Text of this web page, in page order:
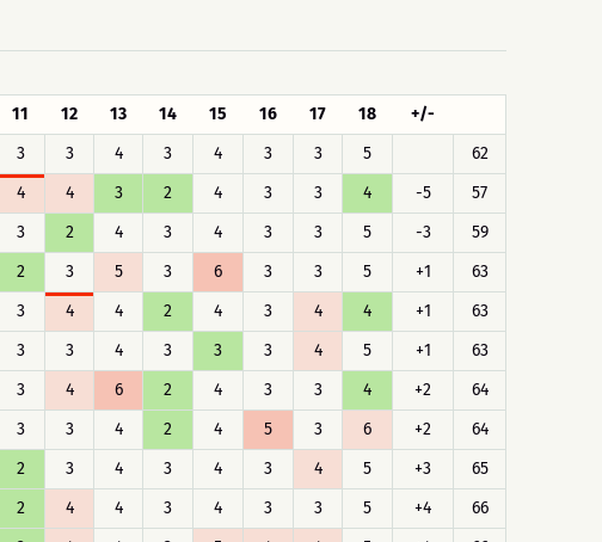
11 12 13 14 15 16 17 18
+/-
3 3 4 3 4 3 3 5
62
4 4 3 2 4 3 3 4 -5
57
3 2 4 3 4 3 3 5 -3
59
2 3 5 3 6 3 3 5 +1
63
3 4 4 2 4 3 4 4 +1
63
3 3 4 3 3 3 4 5 +1
63
3 4 6 2 4 3 3 4 +2
64
3 3 4 2 4 5 3 6 +2
64
2 3 4 3 4 3 4 5 +3
65
2 4 4 3 4 3 3 5 +4
66